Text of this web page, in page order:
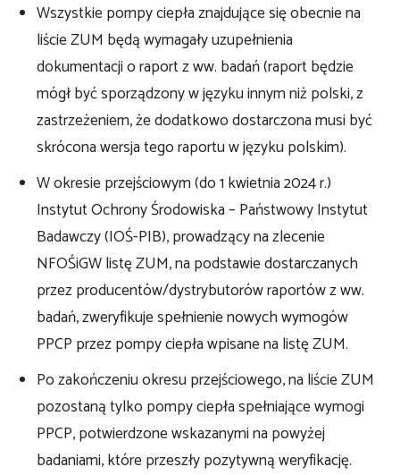
Wszystkie pompy ciepła znajdujące się obecnie na
liście ZUM będą wymagały uzupełnienia
dokumentacji o raport z ww. badań (raport będzie
mógł być sporządzony w języku innym niż polski, z
zastrzeżeniem, że dodatkowo dostarczona musi być
skrócona wersja tego raportu w języku polskim).
W okresie przejściowym (do 1 kwietnia 2024 r.)
Instytut Ochrony Środowiska – Państwowy Instytut
Badawczy (IOŚ-PIB), prowadzący na zlecenie
NFOŚiGW listę ZUM, na podstawie dostarczanych
przez producentów/dystrybutorów raportów z ww.
badań, zweryfikuje spełnienie nowych wymogów
PPCP przez pompy ciepła wpisane na listę ZUM.
Po zakończeniu okresu przejściowego, na liście ZUM
pozostaną tylko pompy ciepła spełniające wymogi
PPCP, potwierdzone wskazanymi na powyżej
badaniami, które przeszły pozytywną weryfikację.